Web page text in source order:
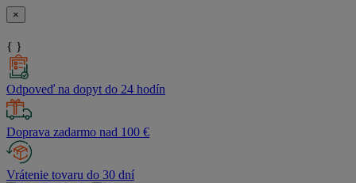
×
{ }
Odpoveď na dopyt do 24 hodín
Doprava zadarmo nad 100 €
Vrátenie tovaru do 30 dní